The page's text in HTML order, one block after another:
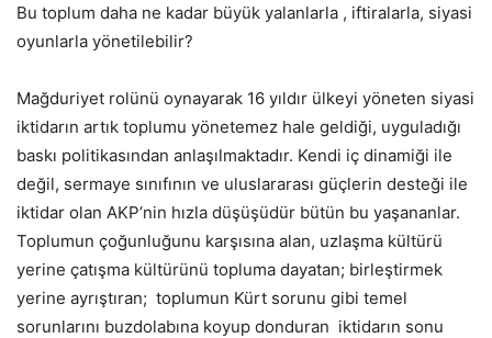
Bu toplum daha ne kadar büyük yalanlarla , iftiralarla, siyasi
oyunlarla yönetilebilir?
Mağduriyet rolünü oynayarak 16 yıldır ülkeyi yöneten siyasi
iktidarın artık toplumu yönetemez hale geldiği, uyguladığı
baskı politikasından anlaşılmaktadır. Kendi iç dinamiği ile
değil, sermaye sınıfının ve uluslararası güçlerin desteği ile
iktidar olan AKP’nin hızla düşüşüdür bütün bu yaşananlar.
Toplumun çoğunluğunu karşısına alan, uzlaşma kültürü
yerine çatışma kültürünü topluma dayatan; birleştirmek
yerine ayrıştıran; toplumun Kürt sorunu gibi temel
sorunlarını buzdolabına koyup donduran iktidarın sonu